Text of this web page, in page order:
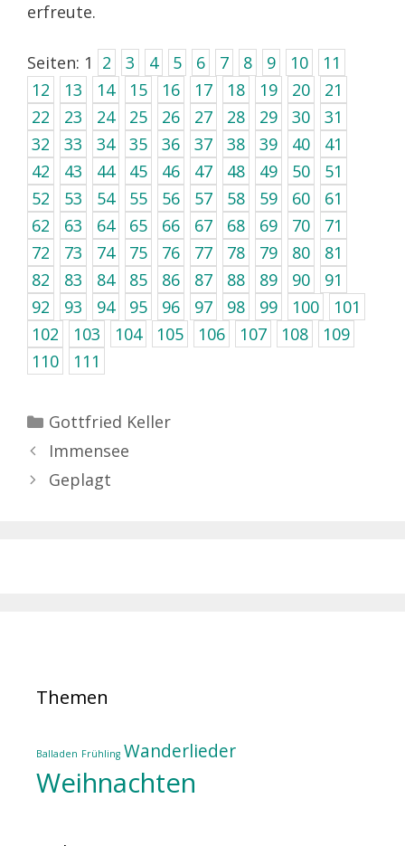
erfreute.
Seiten: 1 2 3 4 5 6 7 8 9 10
11
12
13 14 15 16 17 18 19 20
21
22
23 24 25 26 27 28 29 30
31
32
33 34 35 36 37 38 39 40
41
42
43 44 45 46 47 48 49 50
51
52
53 54 55 56 57 58 59 60
61
62
63 64 65 66 67 68 69 70
71
72
73 74 75 76 77 78 79 80
81
82
83 84 85 86 87 88 89 90
91
92
93 94 95 96 97 98 99 100
101
102
103 104 105 106 107 108
109
110
111
Kategorien
Gottfried Keller
Immensee
Geplagt
Themen
Balladen Frühling Wanderlieder
Weihnachten